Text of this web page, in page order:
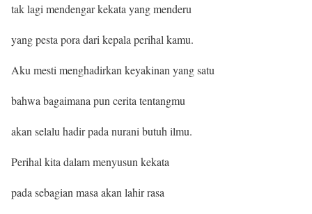
tak lagi mendengar kekata yang menderu
yang pesta pora dari kepala perihal kamu.
Aku mesti menghadirkan keyakinan yang satu
bahwa bagaimana pun cerita tentangmu
akan selalu hadir pada nurani butuh ilmu.
Perihal kita dalam menyusun kekata
pada sebagian masa akan lahir rasa